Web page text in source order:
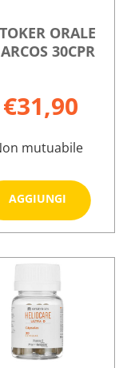
ORALE
30CPR
€31,90
mutuabile
AGGIUNGI
Aggiungi
ORALE
PHARCOS
su FOTOKER
PHARCOS
30CPR